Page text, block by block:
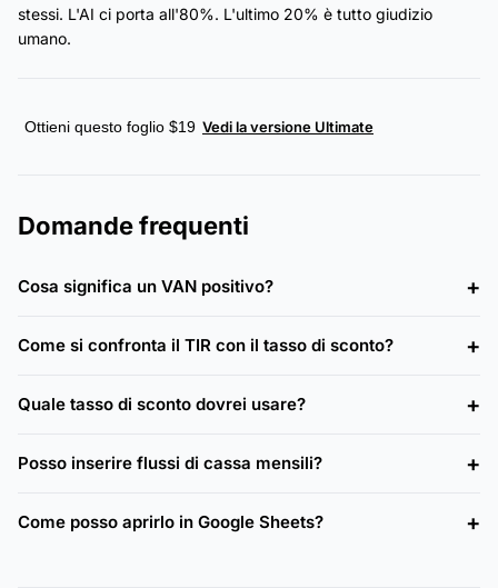
stessi. L'AI ci porta all'80%. L'ultimo 20% è tutto giudizio
umano.
Ottieni questo foglio $19 Vedi la versione Ultimate
Domande frequenti
Cosa significa un VAN positivo?
Come si confronta il TIR con il tasso di sconto?
Quale tasso di sconto dovrei usare?
Posso inserire flussi di cassa mensili?
Come posso aprirlo in Google Sheets?